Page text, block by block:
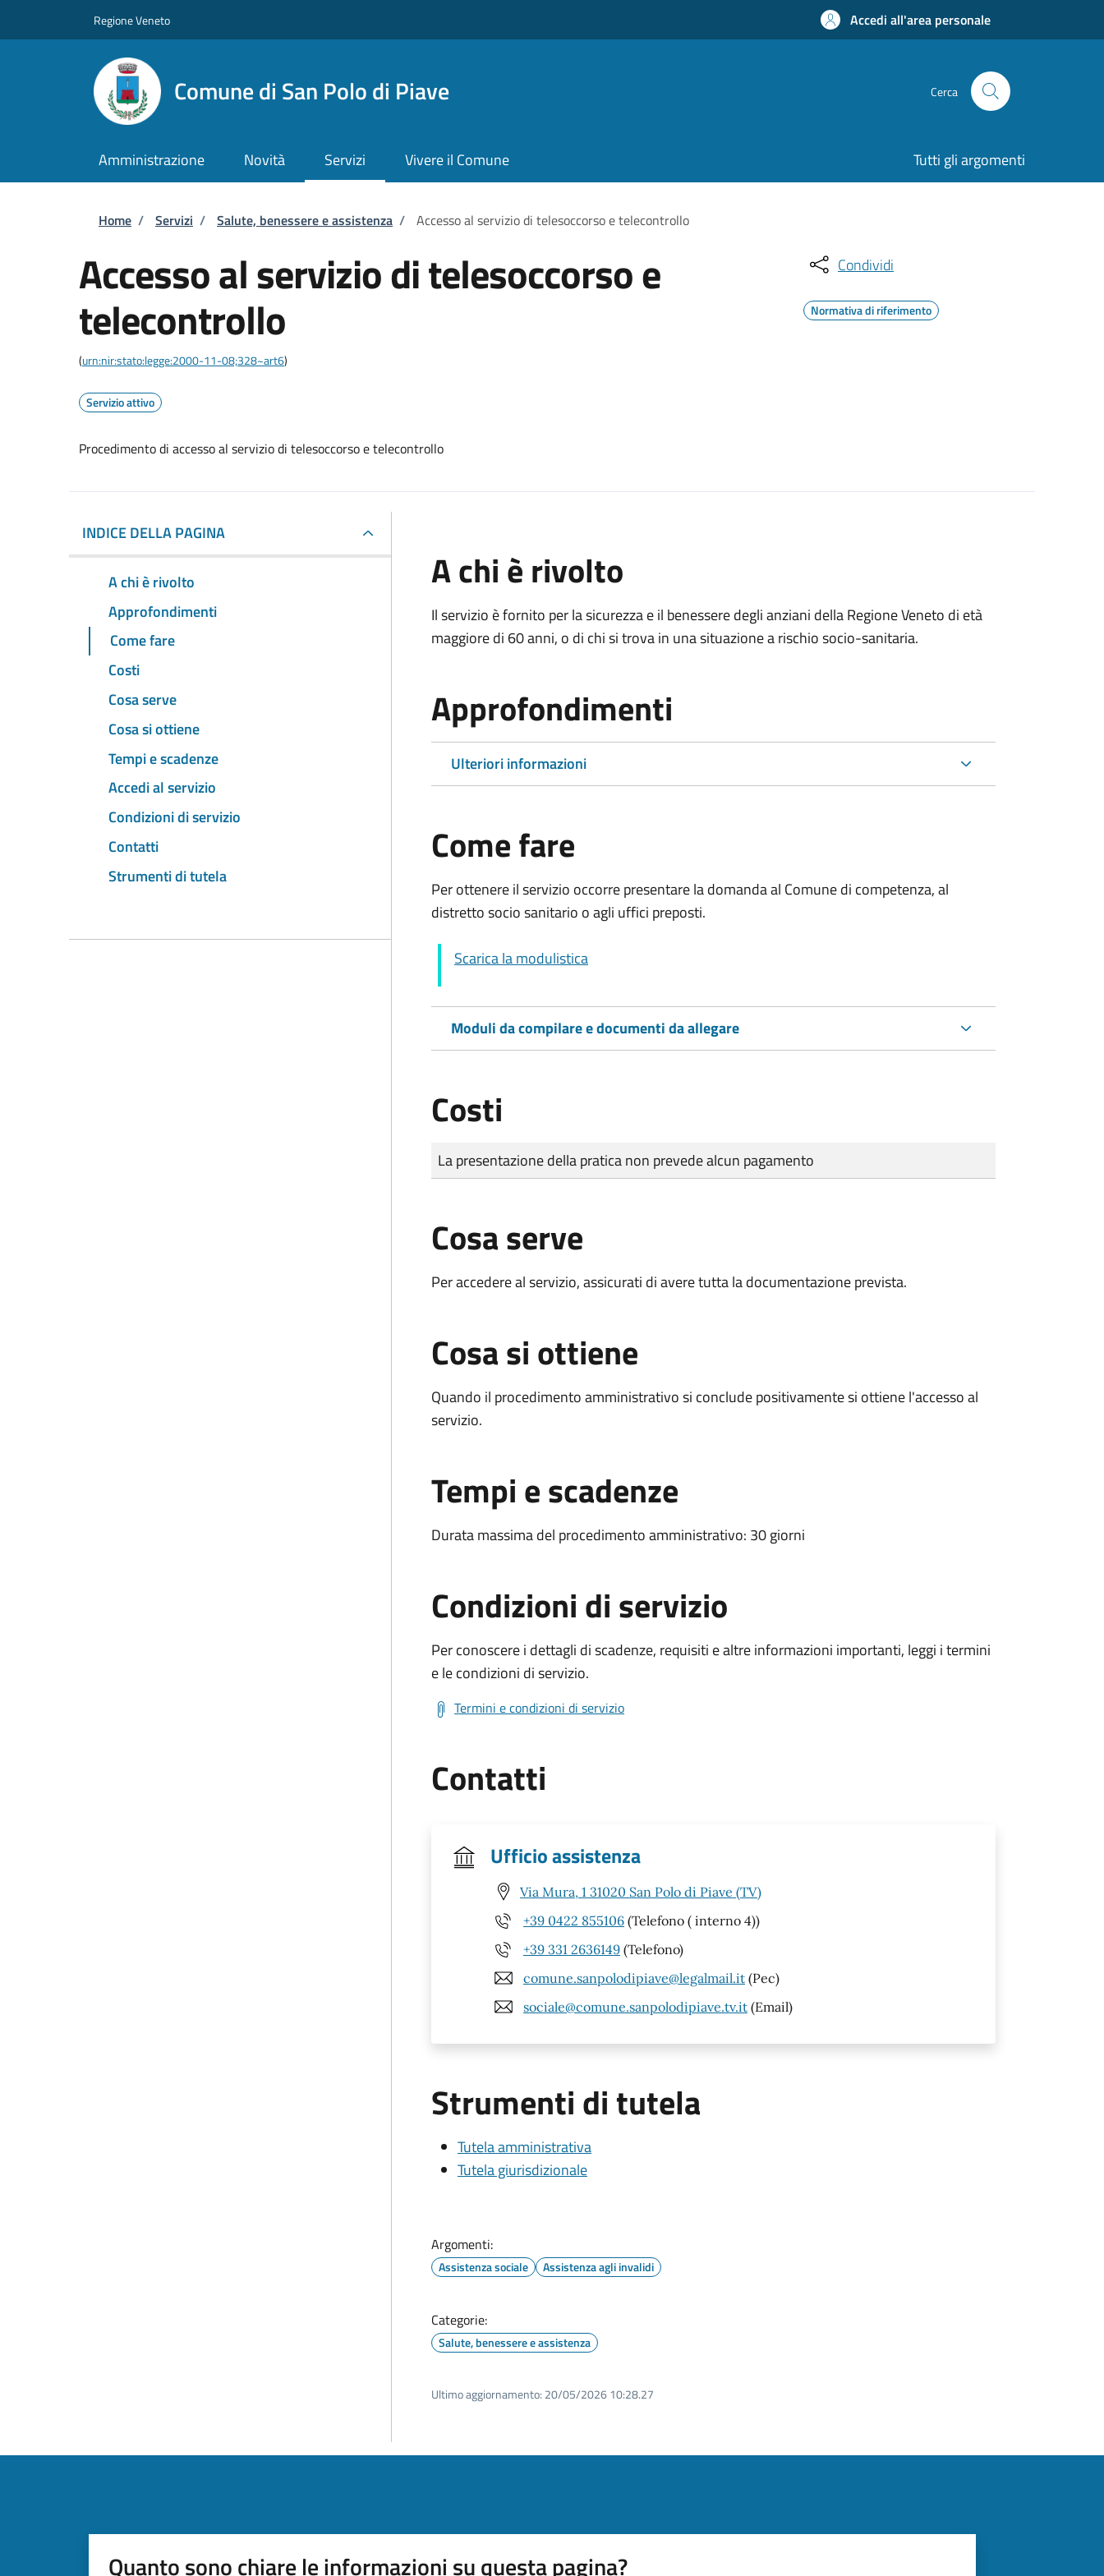
Regione Veneto Accedi all'area personale
Comune di San Polo di Piave Cerca
Amministrazione Novità Servizi Vivere il Comune Tutti gli argomenti
Briciole di pane
Home / Servizi / Salute, benessere e assistenza / Accesso al servizio di telesoccorso e telecontrollo
Accesso al servizio di telesoccorso e
telecontrollo
(urn:nir:stato:legge:2000-11-08;328~art6)
Servizio attivo
Procedimento di accesso al servizio di telesoccorso e telecontrollo
Condividi
Normativa di riferimento
INDICE DELLA PAGINA
A chi è rivolto
Approfondimenti
Come fare
Costi
Cosa serve
Cosa si ottiene
Tempi e scadenze
Accedi al servizio
Condizioni di servizio
Contatti
Strumenti di tutela
A chi è rivolto
Il servizio è fornito per la sicurezza e il benessere degli anziani della Regione Veneto di età
maggiore di 60 anni, o di chi si trova in una situazione a rischio socio-sanitaria.
Approfondimenti
Ulteriori informazioni
Come fare
Per ottenere il servizio occorre presentare la domanda al Comune di competenza, al
distretto socio sanitario o agli uffici preposti.
Scarica la modulistica
Moduli da compilare e documenti da allegare
Costi
Tipo di pagamento
Importo
La presentazione della pratica non prevede alcun pagamento
Cosa serve
Per accedere al servizio, assicurati di avere tutta la documentazione prevista.
Cosa si ottiene
Quando il procedimento amministrativo si conclude positivamente si ottiene l'accesso al
servizio.
Tempi e scadenze
Durata massima del procedimento amministrativo: 30 giorni
Condizioni di servizio
Per conoscere i dettagli di scadenze, requisiti e altre informazioni importanti, leggi i termini
e le condizioni di servizio.
Termini e condizioni di servizio
Contatti
Ufficio assistenza
Via Mura, 1 31020 San Polo di Piave (TV)
+39 0422 855106 (Telefono ( interno 4))
+39 331 2636149 (Telefono)
comune.sanpolodipiave@legalmail.it (Pec)
sociale@comune.sanpolodipiave.tv.it (Email)
Strumenti di tutela
Tutela amministrativa
Tutela giurisdizionale
Argomenti:
Assistenza sociale Assistenza agli invalidi
Categorie:
Salute, benessere e assistenza
Ultimo aggiornamento: 20/05/2026 10:28.27
Quanto sono chiare le informazioni su questa pagina?